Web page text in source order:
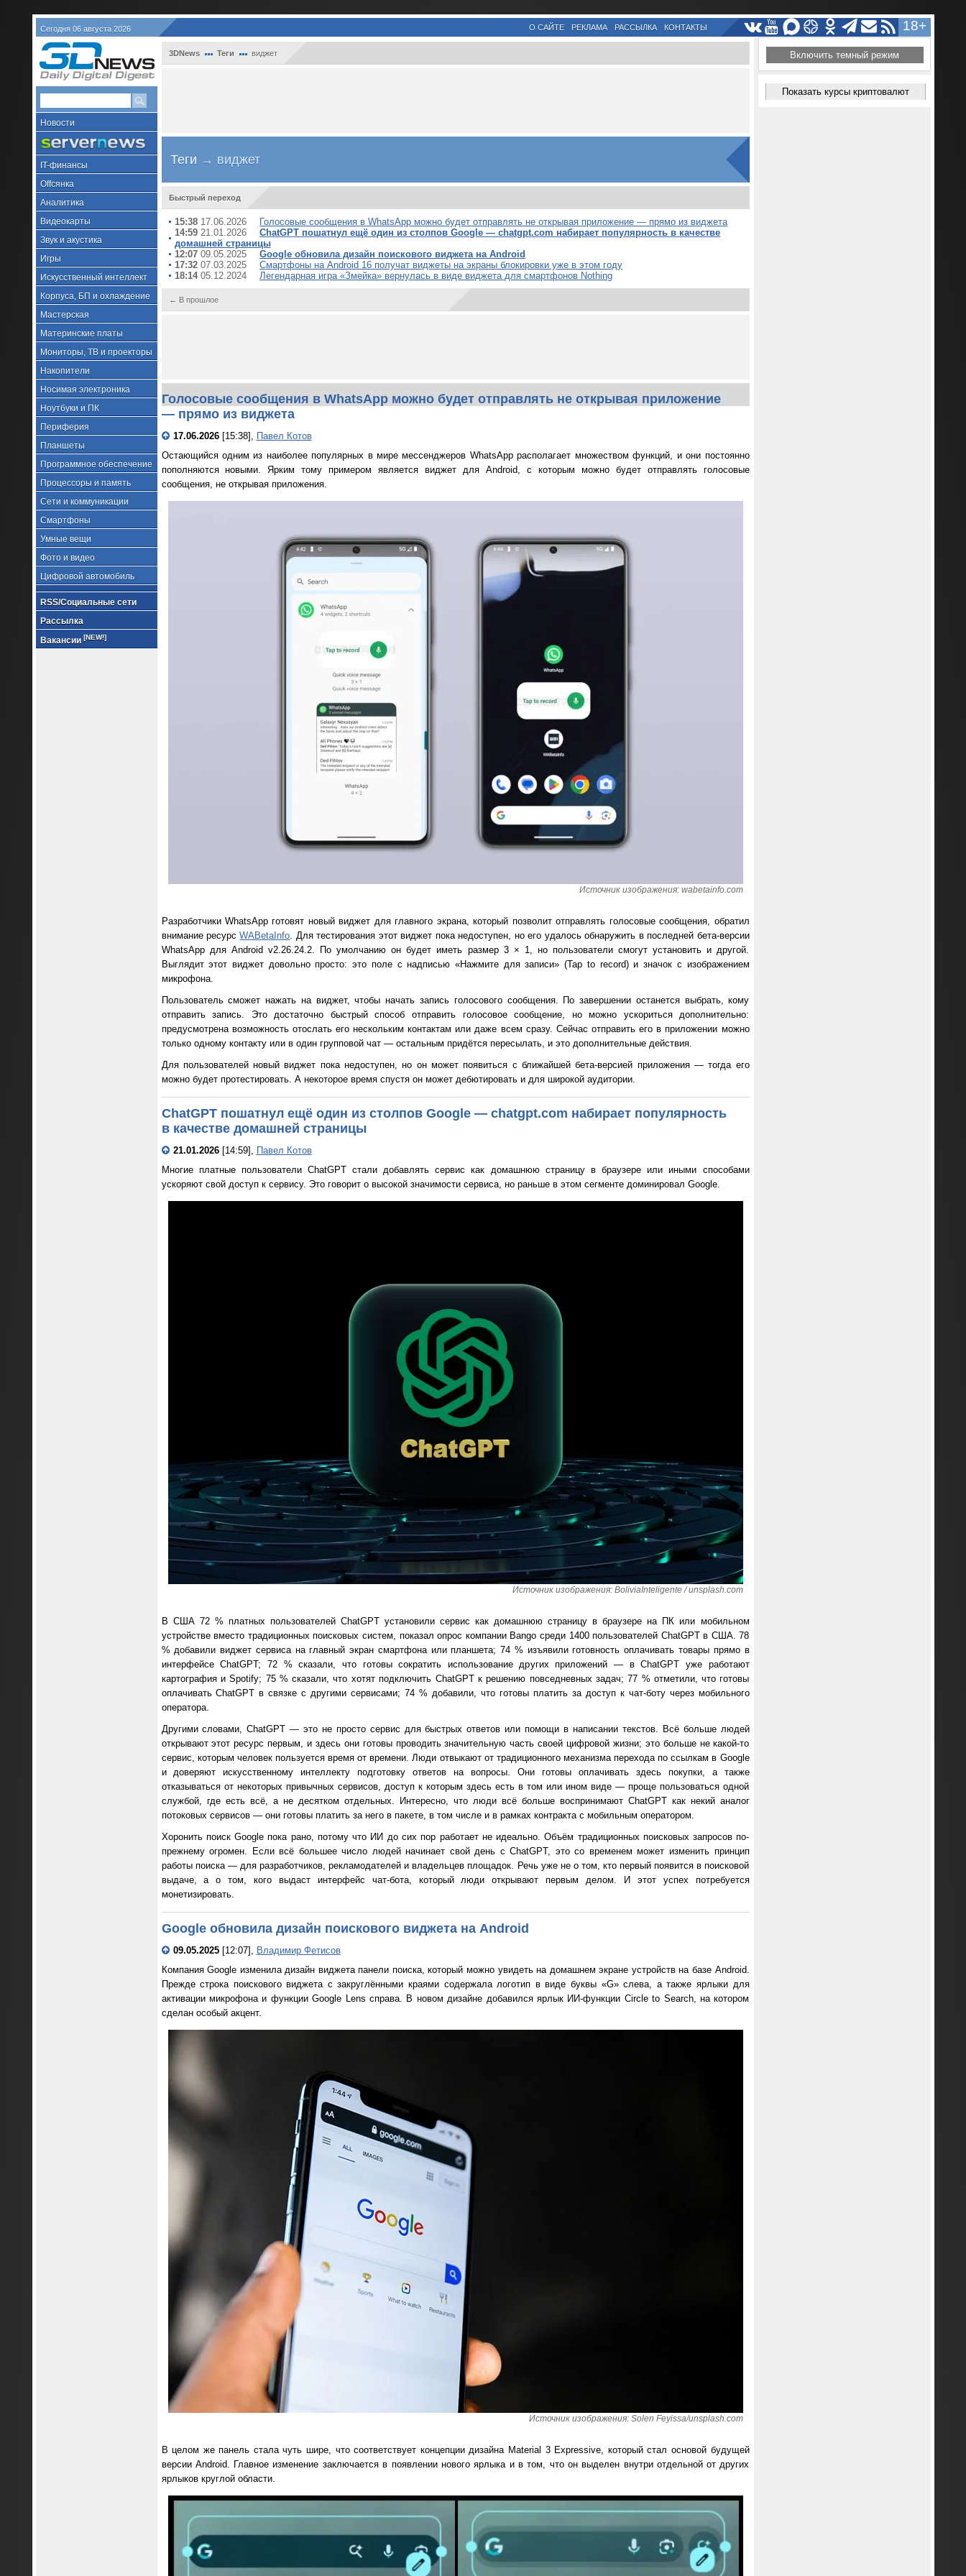
Сегодня 06 августа 2026 18+
О САЙТЕ РЕКЛАМА РАССЫЛКА КОНТАКТЫ
Новости
IT-финансы
Offсянка
Аналитика
Видеокарты
Звук и акустика
Игры
Искусственный интеллект
Корпуса, БП и охлаждение
Мастерская
Материнские платы
Мониторы, ТВ и проекторы
Накопители
Носимая электроника
Ноутбуки и ПК
Периферия
Планшеты
Программное обеспечение
Процессоры и память
Сети и коммуникации
Смартфоны
Умные вещи
Фото и видео
Цифровой автомобиль
RSS/Социальные сети
Рассылка
Вакансии [NEW!]
3DNews Теги виджет
Теги → виджет
Быстрый переход
15:3817.06.2026
Голосовые сообщения в WhatsApp можно будет отправлять не открывая приложение — прямо из виджета
14:5921.01.2026
ChatGPT пошатнул ещё один из столпов Google — chatgpt.com набирает популярность в качестве
домашней страницы
12:0709.05.2025
Google обновила дизайн поискового виджета на Android
17:3207.03.2025
Смартфоны на Android 16 получат виджеты на экраны блокировки уже в этом году
18:1405.12.2024 Легендарная игра «Змейка» вернулась в виде виджета для смартфонов Nothing
← В прошлое
Голосовые сообщения в WhatsApp можно будет отправлять не открывая приложение
— прямо из виджета
17.06.2026[15:38], Павел Котов
Остающийся одним из наиболее популярных в мире мессенджеров WhatsApp располагает множеством функций, и они постоянно
пополняются новыми. Ярким тому примером является виджет для Android, с которым можно будет отправлять голосовые
сообщения, не открывая приложения.
Источник изображения: wabetainfo.com
Разработчики WhatsApp готовят новый виджет для главного экрана, который позволит отправлять голосовые сообщения, обратил
внимание ресурсWABetaInfo. Для тестирования этот виджет пока недоступен, но его удалось обнаружить в последней бета-версии
WhatsApp для Android v2.26.24.2. По умолчанию он будет иметь размер 3 × 1, но пользователи смогут установить и другой.
Выглядит этот виджет довольно просто: это поле с надписью «Нажмите для записи» (Tap to record) и значок с изображением
микрофона.
Пользователь сможет нажать на виджет, чтобы начать запись голосового сообщения. По завершении останется выбрать, кому
отправить запись. Это достаточно быстрый способ отправить голосовое сообщение, но можно ускориться дополнительно:
предусмотрена возможность отослать его нескольким контактам или даже всем сразу. Сейчас отправить его в приложении можно
только одному контакту или в один групповой чат — остальным придётся пересылать, и это дополнительные действия.
Для пользователей новый виджет пока недоступен, но он может появиться с ближайшей бета-версией приложения — тогда его
можно будет протестировать. А некоторое время спустя он может дебютировать и для широкой аудитории.
ChatGPT пошатнул ещё один из столпов Google — chatgpt.com набирает популярность
в качестве домашней страницы
21.01.2026[14:59],
Павел Котов
Многие платные пользователи ChatGPT стали добавлять сервис как домашнюю страницу в браузере или иными способами
ускоряют свой доступ к сервису. Это говорит о высокой значимости сервиса, но раньше в этом сегменте доминировал Google.
Источник изображения: BoliviaInteligente / unsplash.com
В США 72 % платных пользователей ChatGPT установили сервис как домашнюю страницу в браузере на ПК или мобильном
устройстве вместо традиционных поисковых систем, показал опрос компании Bango среди 1400 пользователей ChatGPT в США. 78
% добавили виджет сервиса на главный экран смартфона или планшета; 74 % изъявили готовность оплачивать товары прямо в
интерфейсе ChatGPT; 72 % сказали, что готовы сократить использование других приложений — в ChatGPT уже работают
картография и Spotify; 75 % сказали, что хотят подключить ChatGPT к решению повседневных задач; 77 % отметили, что готовы
оплачивать ChatGPT в связке с другими сервисами; 74 % добавили, что готовы платить за доступ к чат-боту через мобильного
оператора.
Другими словами, ChatGPT — это не просто сервис для быстрых ответов или помощи в написании текстов. Всё больше людей
открывают этот ресурс первым, и здесь они готовы проводить значительную часть своей цифровой жизни; это больше не какой-то
сервис, которым человек пользуется время от времени. Люди отвыкают от традиционного механизма перехода по ссылкам в Google
и доверяют искусственному интеллекту подготовку ответов на вопросы. Они готовы оплачивать здесь покупки, а также
отказываться от некоторых привычных сервисов, доступ к которым здесь есть в том или ином виде — проще пользоваться одной
службой, где есть всё, а не десятком отдельных. Интересно, что люди всё больше воспринимают ChatGPT как некий аналог
потоковых сервисов — они готовы платить за него в пакете, в том числе и в рамках контракта с мобильным оператором.
Хоронить поиск Google пока рано, потому что ИИ до сих пор работает не идеально. Объём традиционных поисковых запросов по-
прежнему огромен. Если всё большее число людей начинает свой день с ChatGPT, это со временем может изменить принцип
работы поиска — для разработчиков, рекламодателей и владельцев площадок. Речь уже не о том, кто первый появится в поисковой
выдаче, а о том, кого выдаст интерфейс чат-бота, который люди открывают первым делом. И этот успех потребуется
монетизировать.
Google обновила дизайн поискового виджета на Android
09.05.2025[12:07], Владимир Фетисов
Компания Google изменила дизайн виджета панели поиска, который можно увидеть на домашнем экране устройств на базе Android.
Прежде строка поискового виджета с закруглёнными краями содержала логотип в виде буквы «G» слева, а также ярлыки для
активации микрофона и функции Google Lens справа. В новом дизайне добавился ярлык ИИ-функции Circle to Search, на котором
сделан особый акцент.
Источник изображения: Solen Feyissa/unsplash.com
В целом же панель стала чуть шире, что соответствует концепции дизайна Material 3 Expressive, который стал основой будущей
версии Android. Главное изменение заключается в появлении нового ярлыка и в том, что он выделен внутри отдельной от других
ярлыков круглой области.
Включить темный режим
Показать курсы криптовалют